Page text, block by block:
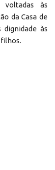
voltadas às
da Casa de
às